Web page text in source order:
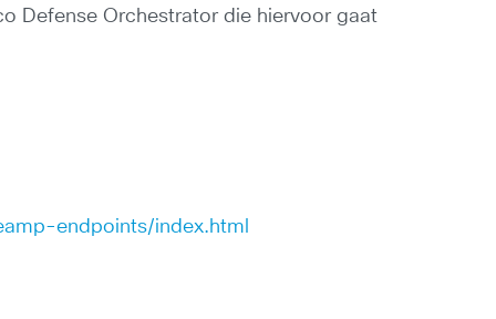
Defense Orchestrator die hiervoor gaat
endpoints/index.html